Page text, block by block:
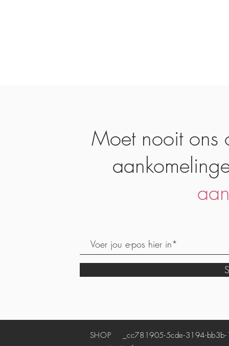
Moet nooit ons
SHOP
_cc781905-5cde-3194-